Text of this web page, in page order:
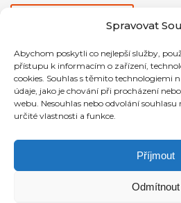
Spravovat
Abychom poskytli co nejlepší služby,
přístupu k informacím o zařízení,
cookies. Souhlas s těmito technologiemi
údaje, jako je chování při procházení
webu. Nesouhlas nebo odvolání
určité vlastnosti a funkce.
Příjmout
Odmítnout